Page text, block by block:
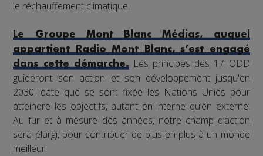
le réchauffement climatique.
Le Groupe Mont Blanc Médias, auquel
appartient Radio Mont Blanc, s’est engagé
dans cette démarche.Les principes des 17 ODD
guideront son action et son développement jusqu'en
2030, date que se sont fixée les Nations Unies pour
atteindre les objectifs, autant en interne qu’en externe.
Au fur et à mesure des années, notre champ d’action
sera élargi, pour contribuer de plus en plus à un monde
meilleur.